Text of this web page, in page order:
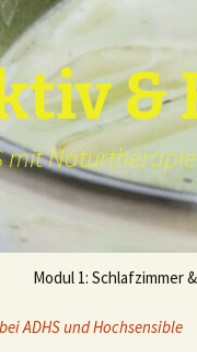
&
mit
Modul 1: Schlafzimmer
ADHS und Hochsensible